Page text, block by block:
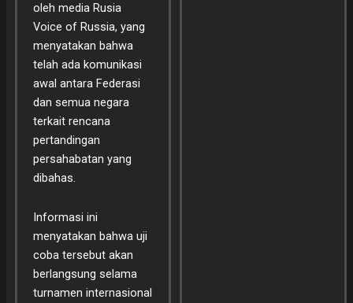
oleh media Rusia
Voice of Russia, yang
menyatakan bahwa
telah ada komunikasi
awal antara Federasi
dan semua negara
terkait rencana
pertandingan
persahabatan yang
dibahas.
Informasi ini
menyatakan bahwa uji
coba tersebut akan
berlangsung selama
turnamen internasional